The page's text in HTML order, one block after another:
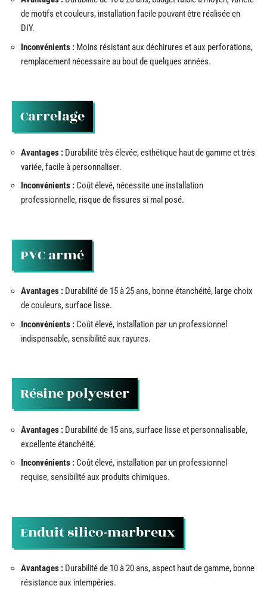
de motifs et couleurs, installation facile pouvant être réalisée en
DIY.
Inconvénients : Moins résistant aux déchirures et aux perforations,
remplacement nécessaire au bout de quelques années.
Carrelage
Avantages : Durabilité très élevée, esthétique haut de gamme et très
variée, facile à personnaliser.
Inconvénients : Coût élevé, nécessite une installation
professionnelle, risque de fissures si mal posé.
PVC armé
Avantages : Durabilité de 15 à 25 ans, bonne étanchéité, large choix
de couleurs, surface lisse.
Inconvénients : Coût élevé, installation par un professionnel
indispensable, sensibilité aux rayures.
Résine polyester
Avantages : Durabilité de 15 ans, surface lisse et personnalisable,
excellente étanchéité.
Inconvénients : Coût élevé, installation par un professionnel
requise, sensibilité aux produits chimiques.
Enduit silico-marbreux
Avantages : Durabilité de 10 à 20 ans, aspect haut de gamme, bonne
résistance aux intempéries.